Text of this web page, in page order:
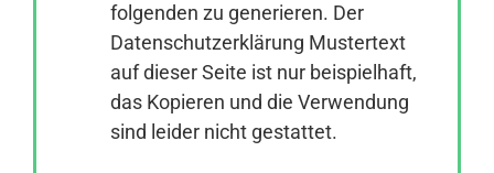
Anmelden
folgenden zu generieren. Der
Datenschutzerklärung Mustertext
auf dieser Seite ist nur beispielhaft,
das Kopieren und die Verwendung
sind leider nicht gestattet.